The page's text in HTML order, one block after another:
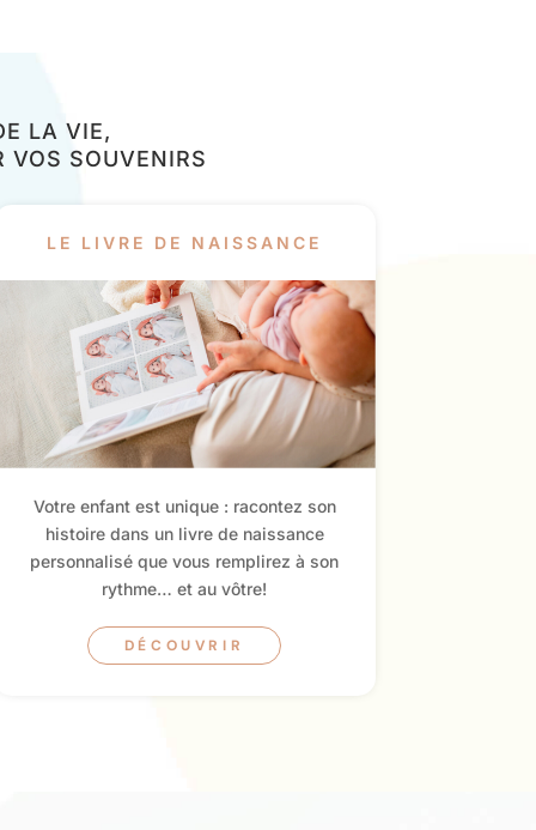
LA VIE,
VOS SOUVENIRS
LE LIVRE DE NAISSANCE
Votre enfant est unique : racontez son
histoire dans un livre de naissance
personnalisé que vous remplirez à son
rythme… et au vôtre!
DÉCOUVRIR